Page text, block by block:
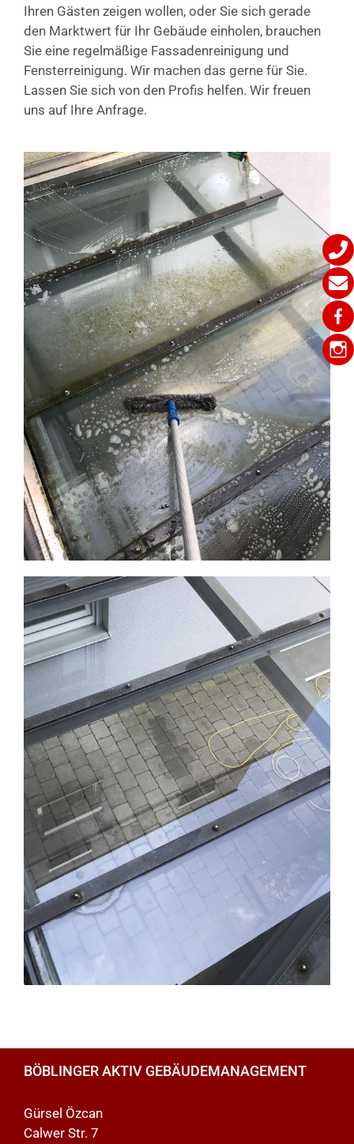
Ihren Gästen zeigen wollen, oder Sie sich gerade
den Marktwert für Ihr Gebäude einholen, brauchen
Sie eine regelmäßige Fassadenreinigung und
Fensterreinigung. Wir machen das gerne für Sie.
Lassen Sie sich von den Profis helfen. Wir freuen
uns auf Ihre Anfrage.
BÖBLINGER AKTIV GEBÄUDEMANAGEMENT
Gürsel Özcan
Calwer Str. 7